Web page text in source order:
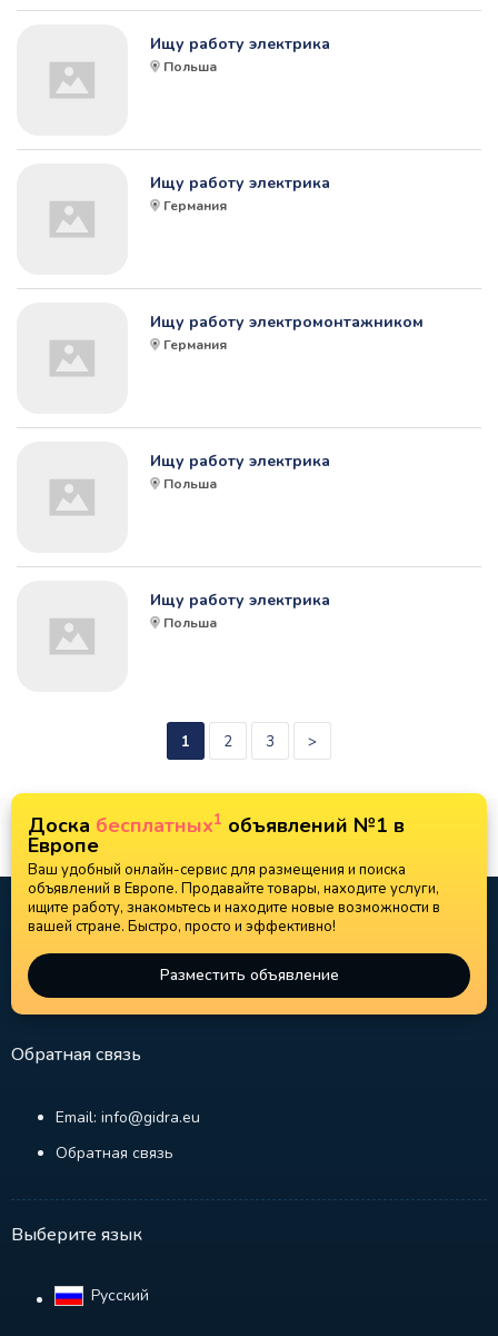
Ищу работу электрика
Польша
Ищу работу электрика
Германия
Ищу работу электромонтажником
Германия
Ищу работу электрика
Польша
Ищу работу электрика
Польша
1 2 3 >
Доска бесплатных1 объявлений №1 в
Европе
Ваш удобный онлайн-сервис для размещения и поиска
объявлений в Европе. Продавайте товары, находите услуги,
ищите работу, знакомьтесь и находите новые возможности в
вашей стране. Быстро, просто и эффективно!
Разместить объявление
Обратная связь
Email: info@gidra.eu
Обратная связь
Выберите язык
Русский‎